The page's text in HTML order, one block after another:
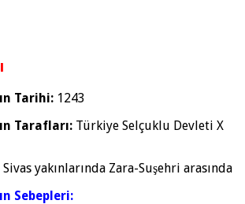
Tarihi: 1243
Tarafları: Türkiye Selçuklu Devleti X
Sivas yakınlarında Zara-Suşehri arasında
Sebepleri: